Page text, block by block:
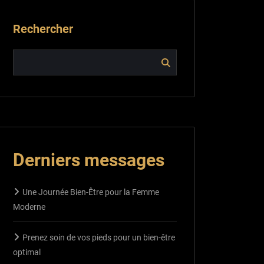
Rechercher
Derniers messages
Une Journée Bien-Être pour la Femme
Moderne
Prenez soin de vos pieds pour un bien-être
optimal